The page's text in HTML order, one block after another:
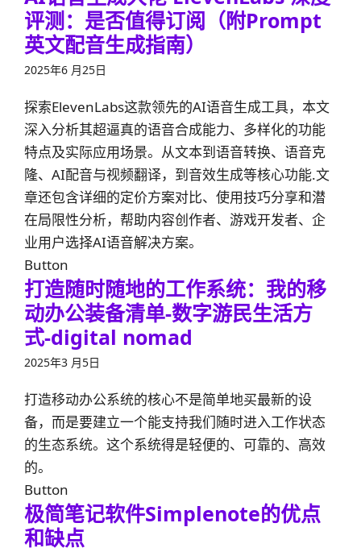
评测：是否值得订阅（附Prompt
英文配音生成指南）
2025年6 月25日
探索ElevenLabs这款领先的AI语音生成工具，本文
深入分析其超逼真的语音合成能力、多样化的功能
特点及实际应用场景。从文本到语音转换、语音克
隆、AI配音与视频翻译，到音效生成等核心功能.文
章还包含详细的定价方案对比、使用技巧分享和潜
在局限性分析，帮助内容创作者、游戏开发者、企
业用户选择AI语音解决方案。
Button
打造随时随地的工作系统：我的移
动办公装备清单-数字游民生活方
式-digital nomad
2025年3 月5日
打造移动办公系统的核心不是简单地买最新的设
备，而是要建立一个能支持我们随时进入工作状态
的生态系统。这个系统得是轻便的、可靠的、高效
的。
Button
极简笔记软件Simplenote的优点
和缺点